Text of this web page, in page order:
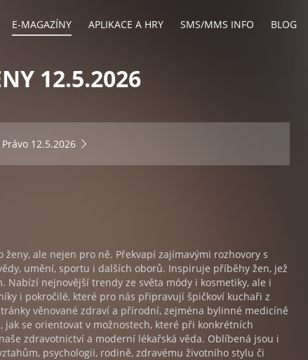
E-MAGAZÍNY APLIKACE A HRY SMS/MMS INFO BLOG
12.5.2026
12.5.2026
ženy, ale nejen pro ně. Překvapí zajímavými rozhovory s
umění, sportu i dalších oborů. Inspiruje příběhy žen, jež
Nabízí nejnovější trendy ze světa módy i kosmetiky, ale i
i pokročilé, které pro nás připravují špičkoví kuchaři z
věnované zdraví a přírodní, zejména bylinné medicíně
jak se orientovat v možnostech, které při konkrétních
zdravotnictví a moderní lékařská věda. Oblíbená jsou i
psychologii, rodině, zdravému životního stylu či